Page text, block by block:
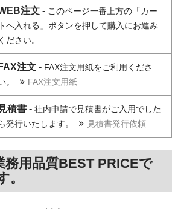
注文 - このページ一番上方の「カー
トへ入れる」ボタンを押して購入にお進み
ください。
FAX注文 - FAX注文用紙をご利用くださ
。
FAX注文用紙
見積書 - 社内申請で見積書がご入用でした
発行いたします。
見積書発行依頼
用品質BEST PRICEで
。